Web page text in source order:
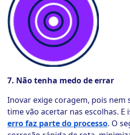
7. Não tenha medo de errar
Inovar exige coragem, pois nem
time vão acertar nas escolhas. E
erro faz parte do processo. O